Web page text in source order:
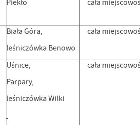
Piekło cała
Biała Góra,
leśniczówka Benowo
cała
Uśnice,
Parpary,
leśniczówka Wilki
cała